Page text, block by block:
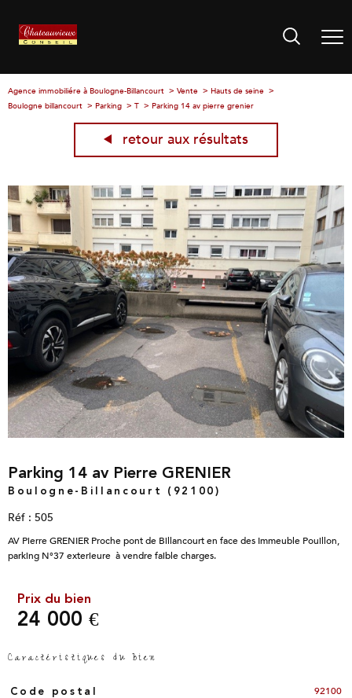
Agence immobiliére à Boulogne-Billancourt Vente
Hauts de seine
Boulogne billancourt
Parking T Parking 14 av pierre grenier
retour aux résultats
Parking 14 av Pierre GRENIER
Boulogne-Billancourt (92100)
Réf : 505
AV Pierre GRENIER Proche pont de Billancourt en face des Immeuble Pouillon,
parking N°37 exterieure à vendre faible charges.
Prix du bien
24 000 €
Caractéristiques du bien
Caractéristiques Valeurs
Code postal 92100